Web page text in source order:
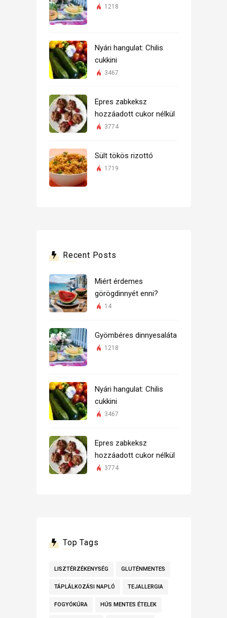
1218
Nyári hangulat: Chilis
cukkini
3467
Epres zabkeksz
hozzáadott cukor nélkül
3774
Sült tökös rizottó
1719
Recent Posts
Miért érdemes
görögdinnyét enni?
14
Gyömbéres dinnyesaláta
1218
Nyári hangulat: Chilis
cukkini
3467
Epres zabkeksz
hozzáadott cukor nélkül
3774
Top Tags
LISZTÉRZÉKENYSÉG GLUTÉNMENTES
TÁPLÁLKOZÁSI NAPLÓ TEJALLERGIA
FOGYÓKÚRA HÚS MENTES ÉTELEK